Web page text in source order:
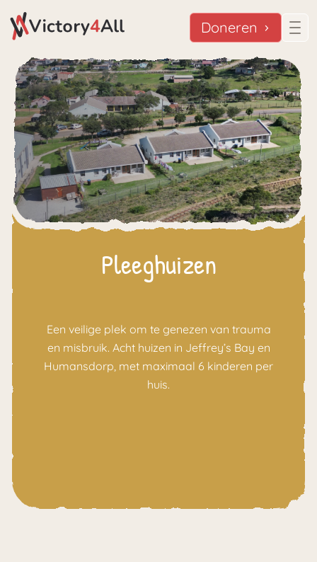
Doneren
Pleeghuizen
Een veilige plek om te genezen van trauma
en misbruik. Acht huizen in Jeffrey’s Bay en
Humansdorp, met maximaal 6 kinderen per
huis.